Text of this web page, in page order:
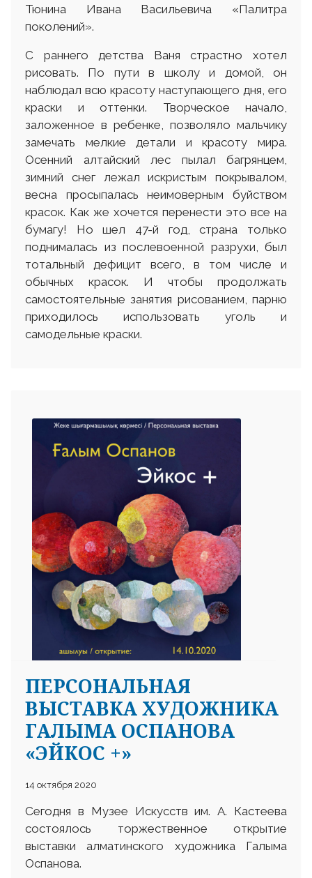
Тюнина Ивана Васильевича «Палитра
поколений».
С раннего детства Ваня страстно хотел
рисовать. По пути в школу и домой, он
наблюдал всю красоту наступающего дня, его
краски и оттенки. Творческое начало,
заложенное в ребенке, позволяло мальчику
замечать мелкие детали и красоту мира.
Осенний алтайский лес пылал багрянцем,
зимний снег лежал искристым покрывалом,
весна просыпалась неимоверным буйством
красок. Как же хочется перенести это все на
бумагу! Но шел 47-й год, страна только
поднималась из послевоенной разрухи, был
тотальный дефицит всего, в том числе и
обычных красок. И чтобы продолжать
самостоятельные занятия рисованием, парню
приходилось использовать уголь и
самодельные краски.
ПЕРСОНАЛЬНАЯ
ВЫСТАВКА ХУДОЖНИКА
ГАЛЫМА ОСПАНОВА
«ЭЙКОС +»
14 октября 2020
Сегодня в Музее Искусств им. А. Кастеева
состоялось торжественное открытие
выставки алматинского художника Галыма
Оспанова.